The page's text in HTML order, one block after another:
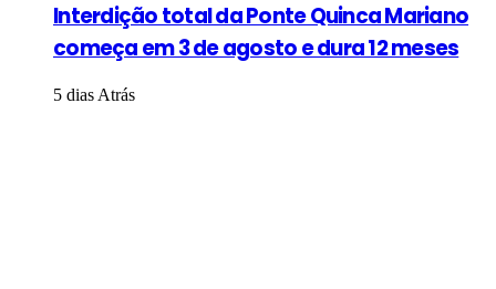
Interdição total da Ponte Quinca Mariano
começa em 3 de agosto e dura 12 meses
5 dias Atrás